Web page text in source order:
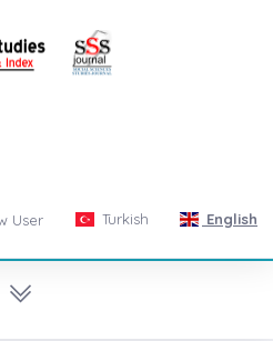
User Turkish English